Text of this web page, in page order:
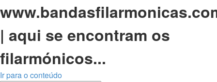
| aqui se encontram os
filarmónicos...
Ir para o conteúdo